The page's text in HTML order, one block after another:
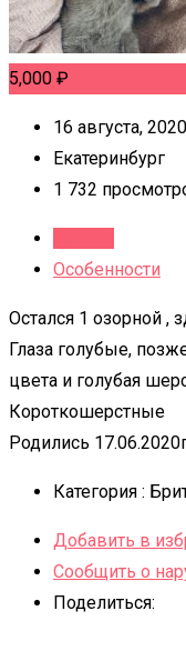
5,000 ₽
16 августа,
Екатеринбург
1 732
Особенности
Остался 1 озорной ,
Глаза голубые,
цвета и голубая
Короткошерстные
Родились
Категория :
Добавить в
Сообщить о
Поделиться: